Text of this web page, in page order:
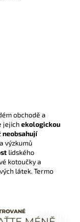
obchodě a
jejich ekologickou
neobsahují
výzkumů
lidského
kotoučky a
látek. Termo